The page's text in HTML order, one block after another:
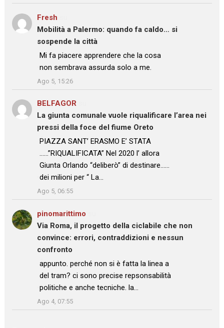
Fresh
Mobilità a Palermo: quando fa caldo… si
sospende la città
: “
Mi fa piacere apprendere che la cosa
non sembrava assurda solo a me.
”
Ago 5, 15:26
BELFAGOR
La giunta comunale vuole riqualificare l’area nei
pressi della foce del fiume Oreto
: “PIAZZA SANT’ ERASMO E’ STATA
……”RIQUALIFICATA” Nel 2020 l’ allora
Giunta Orlando “deliberò” di destinare……
dei milioni per “ La…
”
Ago 5, 06:55
pinomarittimo
Via Roma, il progetto della ciclabile che non
convince: errori, contraddizioni e nessun
confronto
: “
appunto. perché non si è fatta la linea a
del tram? ci sono precise repsonsabilità
politiche e anche tecniche. la…
”
Ago 4, 07:55